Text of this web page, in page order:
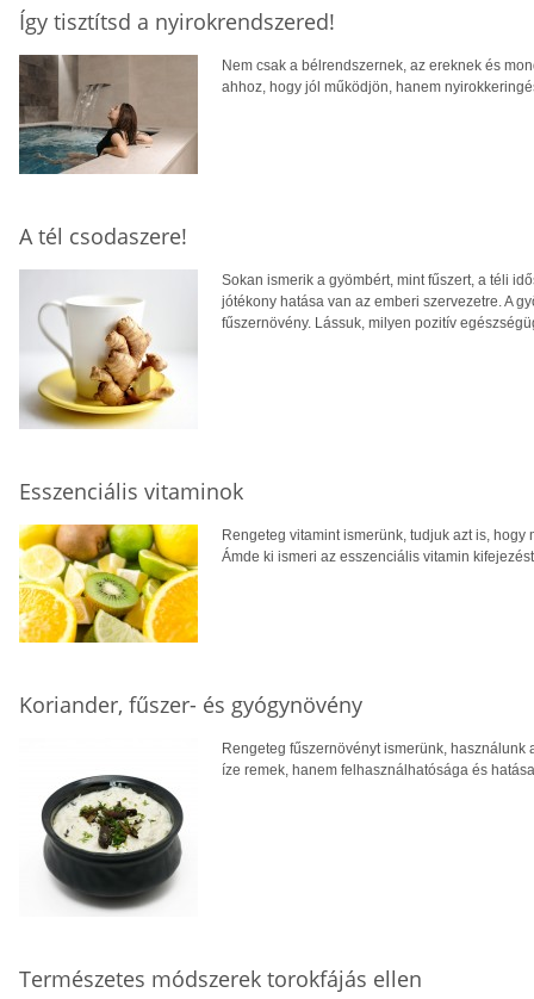
Így tisztítsd a nyirokrendszered!
Nem csak a bélrendszernek, az ereknek és
ahhoz, hogy jól működjön, hanem
A tél csodaszere!
Sokan ismerik a gyömbért, mint fűszert, a téli
jótékony hatása van az emberi szervezetre. A
fűszernövény. Lássuk, milyen pozitív
Esszenciális vitaminok
Rengeteg vitamint ismerünk, tudjuk azt is,
Ámde ki ismeri az esszenciális vitamin
Koriander, fűszer- és gyógynövény
Rengeteg fűszernövényt ismerünk,
íze remek, hanem felhasználhatósága és
Természetes módszerek torokfájás ellen